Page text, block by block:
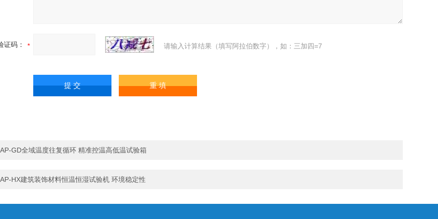
证码： 请输入计算结果（填写阿拉伯数字），如：三加四=7
AP-GD全域温度往复循环 精准控温高低温试验箱
AP-HX建筑装饰材料恒温恒湿试验机 环境稳定性